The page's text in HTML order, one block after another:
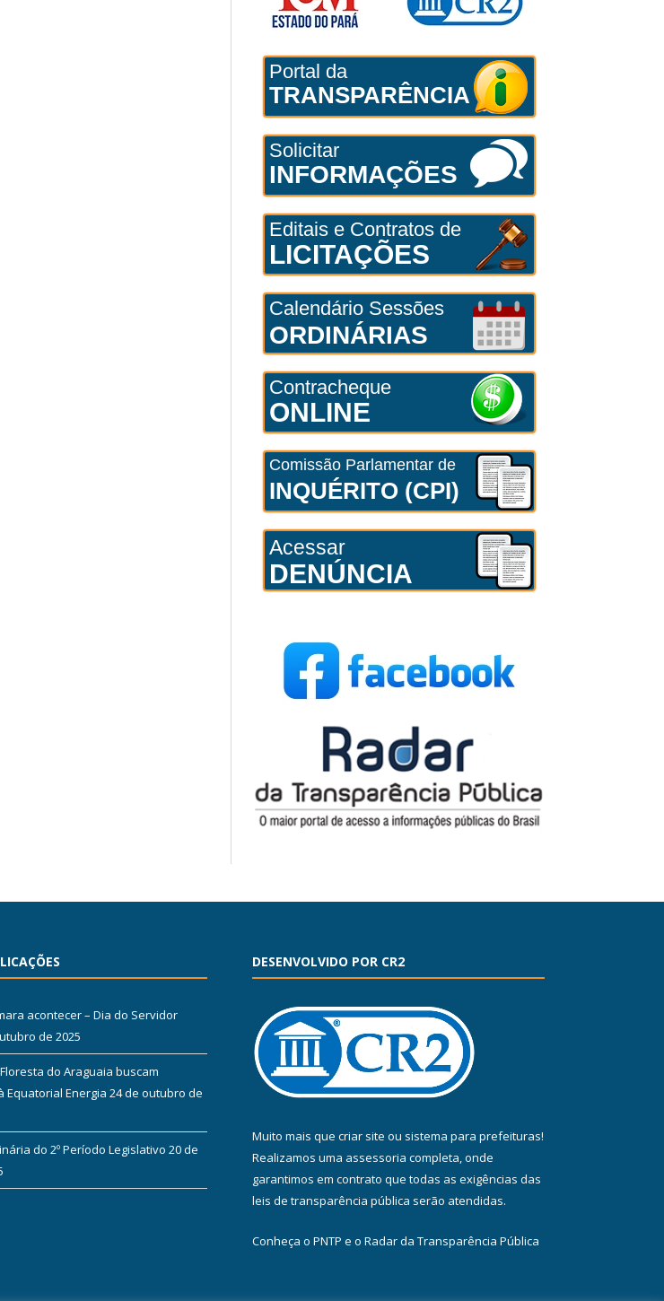
Portal da
TRANSPARÊNCIA
Solicitar
INFORMAÇÕES
Editais e Contratos de
LICITAÇÕES
Calendário Sessões
ORDINÁRIAS
Contracheque
ONLINE
Comissão Parlamentar de
INQUÉRITO (CPI)
Acessar
DENÚNCIA
acontecer – Dia do Servidor
de 2025
do Araguaia buscam
Equatorial Energia 24 de outubro de
do 2º Período Legislativo 20 de
DESENVOLVIDO POR CR2
Muito mais que criar site ou sistema para prefeituras!
Realizamos uma assessoria completa, onde
garantimos em contrato que todas as exigências das
leis de transparência pública serão atendidas.
Conheça o PNTP e o Radar da Transparência Pública